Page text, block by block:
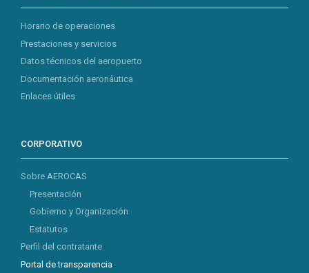
Horario de operaciones
Prestaciones y servicios
Datos técnicos del aeropuerto
Documentación aeronáutica
Enlaces útiles
CORPORATIVO
Sobre AEROCAS
Presentación
Gobierno y Organización
Estatutos
Perfil del contratante
Portal de transparencia